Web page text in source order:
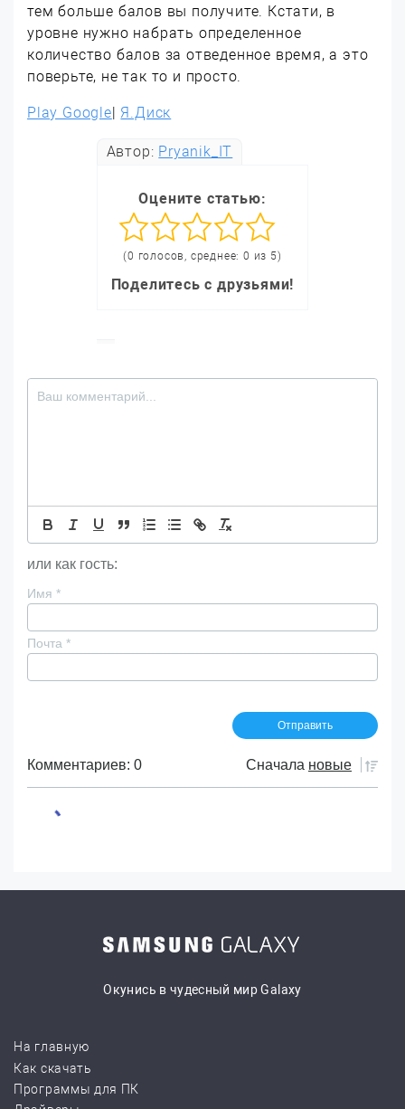
тем больше балов вы получите. Кстати, в
уровне нужно набрать определенное
количество балов за отведенное время, а это
поверьте, не так то и просто.
Play Google Я.Диск
Автор: Pryanik_IT
Оцените статью:
(0 голосов, среднее: 0 из 5)
Поделитесь с друзьями!
или как гость:
Имя *
Почта *
Комментариев: 0 Сначала новые
Окунись в чудесный мир Galaxy
На главную
Как скачать
Программы для ПК